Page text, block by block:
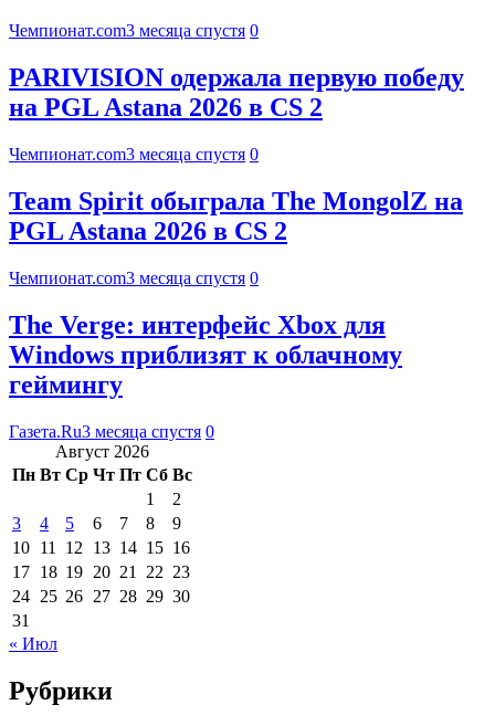
Чемпионат.com3 месяца спустя 0
PARIVISION одержала первую победу
на PGL Astana 2026 в CS 2
Чемпионат.com3 месяца спустя 0
Team Spirit обыграла The MongolZ на
PGL Astana 2026 в CS 2
Чемпионат.com3 месяца спустя 0
The Verge: интерфейс Xbox для
Windows приблизят к облачному
геймингу
Газета.Ru3 месяца спустя 0
Август 2026
Пн Вт Ср Чт Пт Сб Вс
1
2
3
4 5 6 7 8
9
10 11 12 13 14 15 16
17 18 19 20 21 22 23
24 25 26 27 28 29 30
31
« Июл
Рубрики